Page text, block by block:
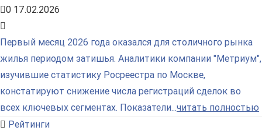
0 17.02.2026
Первый месяц 2026 года оказался для столичного рынка
жилья периодом затишья. Аналитики компании "Метриум",
изучившие статистику Росреестра по Москве,
констатируют снижение числа регистраций сделок во
всех ключевых сегментах. Показатели...читать полностью
Рейтинги